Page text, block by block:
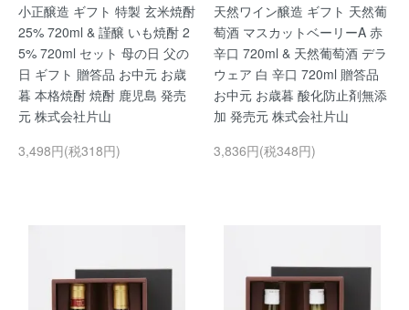
小正醸造 ギフト 特製 玄米焼酎
25% 720ml & 謹醸 いも焼酎 2
5% 720ml セット 母の日 父の
日 ギフト 贈答品 お中元 お歳
暮 本格焼酎 焼酎 鹿児島 発売
元 株式会社片山
3,498円(税318円)
天然ワイン醸造 ギフト 天然葡
萄酒 マスカットベーリーA 赤
辛口 720ml & 天然葡萄酒 デラ
ウェア 白 辛口 720ml 贈答品
お中元 お歳暮 酸化防止剤無添
加 発売元 株式会社片山
3,836円(税348円)